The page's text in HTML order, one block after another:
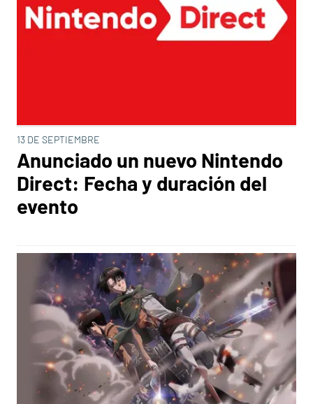
13 DE SEPTIEMBRE
Anunciado un nuevo Nintendo
Direct: Fecha y duración del
evento